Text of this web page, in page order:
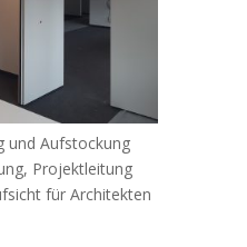
und Aufstockung
Projektleitung
für Architekten